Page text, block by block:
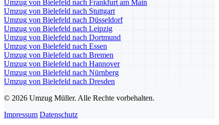
Umzug von Bielefeld nach Frankfurt am Main
Umzug von Bielefeld nach Stuttgart
Umzug von Bielefeld nach Düsseldorf
Umzug von Bielefeld nach Leipzig
Umzug von Bielefeld nach Dortmund
Umzug von Bielefeld nach Essen
Umzug von Bielefeld nach Bremen
Umzug von Bielefeld nach Hannover
Umzug von Bielefeld nach Nürnberg
Umzug von Bielefeld nach Dresden
© 2026 Umzug Müller. Alle Rechte vorbehalten.
Impressum Datenschutz